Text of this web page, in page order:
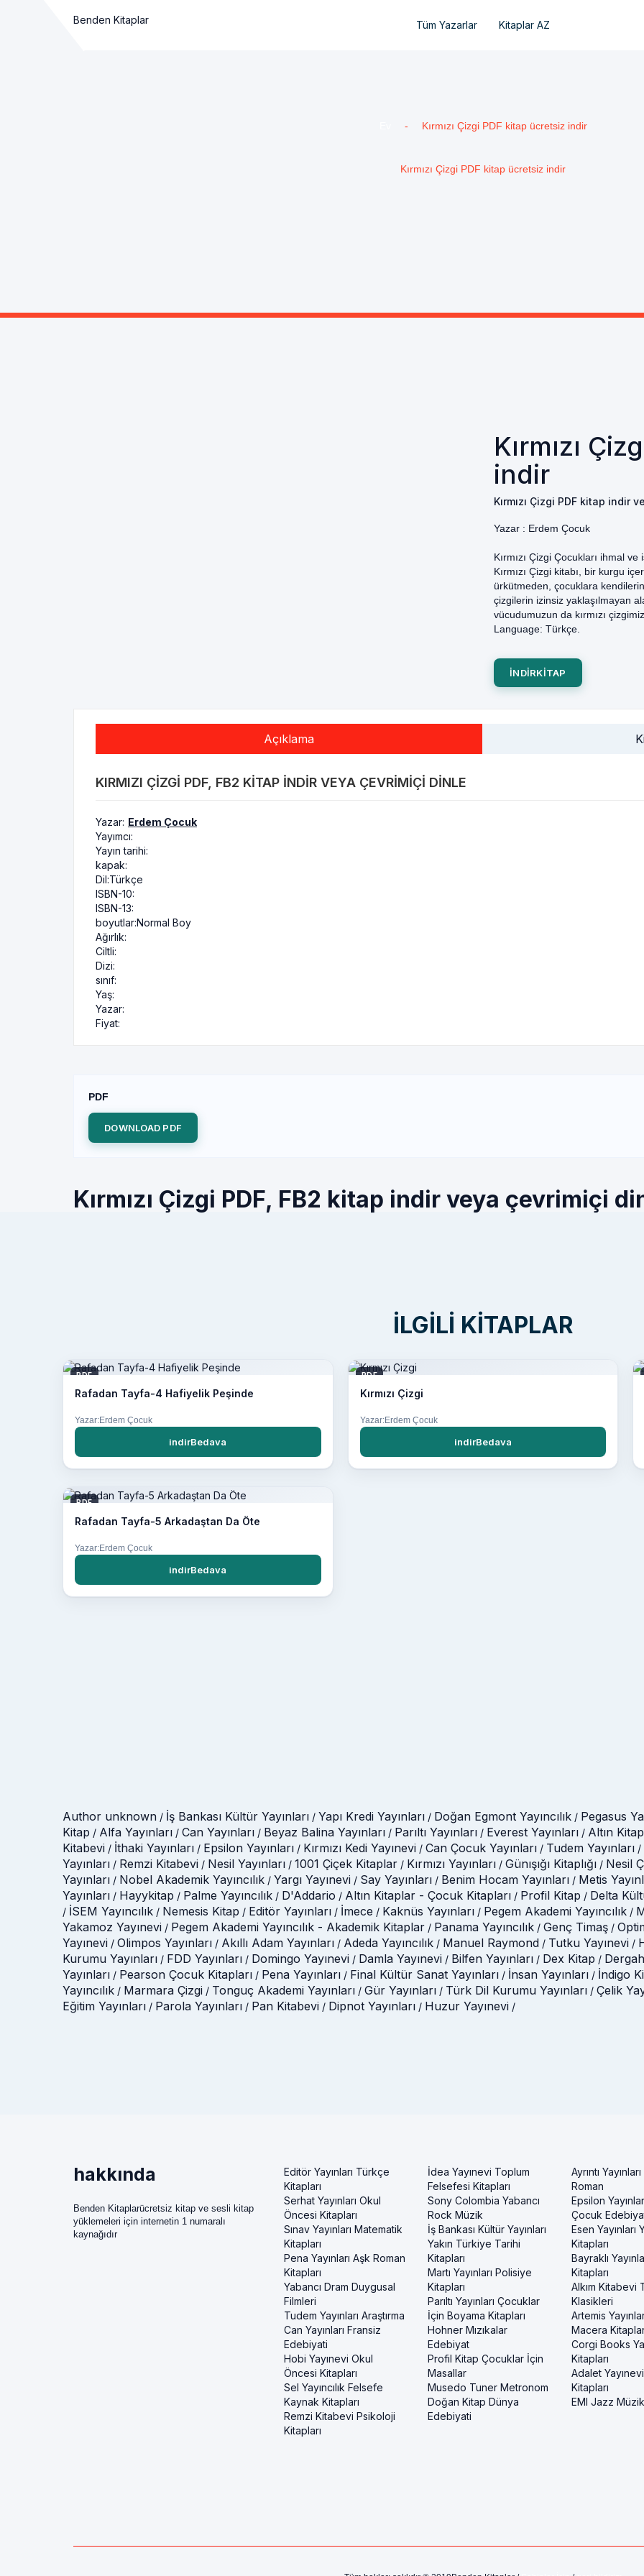
Benden Kitaplar Tüm Yazarlar Kitaplar AZ
- Kırmızı Çizgi PDF kitap ücretsiz indir
Kırmızı Çizgi PDF kitap ücretsiz indir
Kırmızı
indir
Kırmızı Çizgi PDF kitap indir
Yazar : Erdem Çocuk
Kırmızı Çizgi Çocukları ihmal
Kırmızı Çizgi kitabı, bir kurgu
ürkütmeden, çocuklara
çizgilerin izinsiz yaklaşılmayan
vücudumuzun da kırmızı
Language: Türkçe.
INDIRKITAP
Açıklama
KIRMIZI ÇIZGI PDF, FB2 KITAP INDIR VEYA ÇEVRIMIÇI DINLE
Yazar: Erdem Çocuk
Yayımcı:
Yayın tarihi:
kapak:
Dil:Türkçe
ISBN-10:
ISBN-13:
boyutlar:Normal Boy
Ağırlık:
Ciltli:
Dizi:
sınıf:
Yaş:
Yazar:
Fiyat:
PDF
DOWNLOAD PDF
Kırmızı Çizgi PDF, FB2 kitap indir veya çevrimiçi
İLGILI KITAPLAR
PDF
Rafadan Tayfa-4 Hafiyelik Peşinde
Yazar:Erdem Çocuk
indirBedava
PDF
Kırmızı Çizgi
Yazar:Erdem Çocuk
indirBedava
PDF
Rafadan Tayfa-5 Arkadaştan Da Öte
Yazar:Erdem Çocuk
indirBedava
Author unknown / İş Bankası Kültür Yayınları / Yapı Kredi Yayınları / Doğan Egmont Yayıncılık / Pegasus
Kitap / Alfa Yayınları / Can Yayınları / Beyaz Balina Yayınları / Parıltı Yayınları / Everest Yayınları / Altın
Kitabevi / İthaki Yayınları / Epsilon Yayınları / Kırmızı Kedi Yayınevi / Can Çocuk Yayınları / Tudem Yayınları /
Yayınları / Remzi Kitabevi / Nesil Yayınları / 1001 Çiçek Kitaplar / Kırmızı Yayınları / Günışığı Kitaplığı / Nesil
Yayınları / Nobel Akademik Yayıncılık / Yargı Yayınevi / Say Yayınları / Benim Hocam Yayınları / Metis
Yayınları / Hayykitap / Palme Yayıncılık / D'Addario / Altın Kitaplar - Çocuk Kitapları / Profil Kitap / Delta
/ İSEM Yayıncılık / Nemesis Kitap / Editör Yayınları / İmece / Kaknüs Yayınları / Pegem Akademi Yayıncılık /
Yakamoz Yayınevi / Pegem Akademi Yayıncılık - Akademik Kitaplar / Panama Yayıncılık / Genç Timaş /
Yayınevi / Olimpos Yayınları / Akıllı Adam Yayınları / Adeda Yayıncılık / Manuel Raymond / Tutku Yayınevi /
Kurumu Yayınları / FDD Yayınları / Domingo Yayınevi / Damla Yayınevi / Bilfen Yayınları / Dex Kitap /
Yayınları / Pearson Çocuk Kitapları / Pena Yayınları / Final Kültür Sanat Yayınları / İnsan Yayınları / İndigo
Yayıncılık / Marmara Çizgi / Tonguç Akademi Yayınları / Gür Yayınları / Türk Dil Kurumu Yayınları / Çelik
Eğitim Yayınları / Parola Yayınları / Pan Kitabevi / Dipnot Yayınları / Huzur Yayınevi /
hakkında
Benden Kitaplarücretsiz kitap ve sesli kitap
yüklemeleri için internetin 1 numaralı
kaynağıdır
Editör Yayınları Türkçe
Kitapları
Serhat Yayınları Okul
Öncesi Kitapları
Sınav Yayınları Matematik
Kitapları
Pena Yayınları Aşk Roman
Kitapları
Yabancı Dram Duygusal
Filmleri
Tudem Yayınları Araştırma
Can Yayınları Fransiz
Edebiyati
Hobi Yayınevi Okul
Öncesi Kitapları
Sel Yayıncılık Felsefe
Kaynak Kitapları
Remzi Kitabevi Psikoloji
Kitapları
İdea Yayınevi Toplum
Felsefesi Kitapları
Sony Colombia Yabancı
Rock Müzik
İş Bankası Kültür Yayınları
Yakın Türkiye Tarihi
Kitapları
Martı Yayınları Polisiye
Kitapları
Parıltı Yayınları Çocuklar
İçin Boyama Kitapları
Hohner Mızıkalar
Edebiyat
Profil Kitap Çocuklar İçin
Masallar
Musedo Tuner Metronom
Doğan Kitap Dünya
Edebiyati
Ayrıntı
Roman
Epsilon
Çocuk
Esen Yayınları
Kitapları
Bayraklı
Kitapları
Alkım Kitabevi
Klasikleri
Artemis
Macera
Corgi Books
Kitapları
Adalet
Kitapları
EMI Jazz Müzik